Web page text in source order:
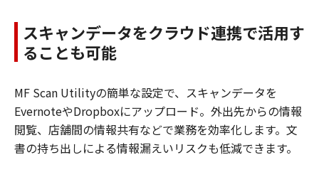
スキャンデータをクラウド連携で活用す
ることも可能
MF Scan Utilityの簡単な設定で、スキャンデータを
EvernoteやDropboxにアップロード。外出先からの情報
閲覧、店舗間の情報共有などで業務を効率化します。文
書の持ち出しによる情報漏えいリスクも低減できます。